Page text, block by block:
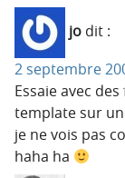
jo dit :
2 septembre
Essaie avec
template sur
je ne vois pas
haha ha